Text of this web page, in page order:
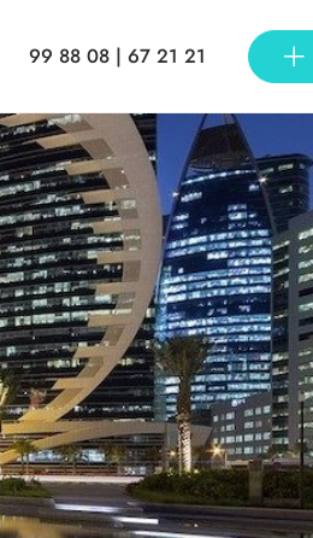
99 88 08 | 67 21 21